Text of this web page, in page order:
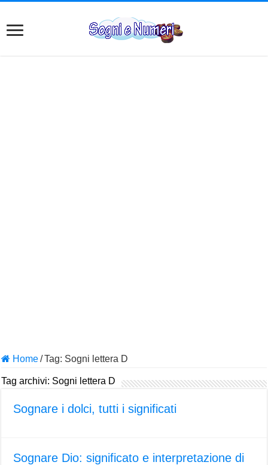
Home/Tag: Sogni lettera D
Tag archivi: Sogni lettera D
Sognare i dolci, tutti i significati
Sognare Dio: significato e interpretazione di